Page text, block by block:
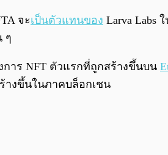
จะเป็นตัวแทนของ Larva Labs
ๆ
การ NFT ตัวแรกที่ถูกสร้างขึ้นบน
างขึ้นในภาคบล็อกเชน